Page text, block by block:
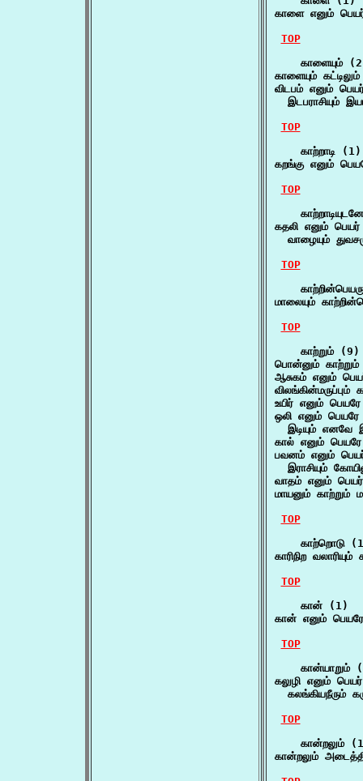
காளை எனும்
TOP
காளையும்
காளையும்
விடபம் எனும்
இடபராசியும்
TOP
    காற்றாடி (1)
கறங்கு எனும்
TOP
கதலி எனும் பெயர்
வாழையும்
TOP
மாலையும்
TOP
    காற்றும் (9)
பொன்னும் காற்றும்
ஆசுகம் எனும்
உயிர் எனும்
ஒலி எனும் பெயரே
இடியும் எனவே
கால் எனும்
பவனம் எனும் பெயர்
இராசியும்
வாதம் எனும்
மாயனும் காற்றும்
TOP
காற்றொடு
காரிநிற
TOP
    கான் (1)
கான் எனும்
TOP
கான்யாறும்
கலுழி எனும்
கலங்கியநீரும்
TOP
கான்றலும்
கான்றலும்